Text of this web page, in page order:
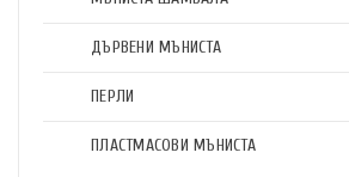
ДЪРВЕНИ МЪНИСТА
ПЕРЛИ
ПЛАСТМАСОВИ МЪНИСТА